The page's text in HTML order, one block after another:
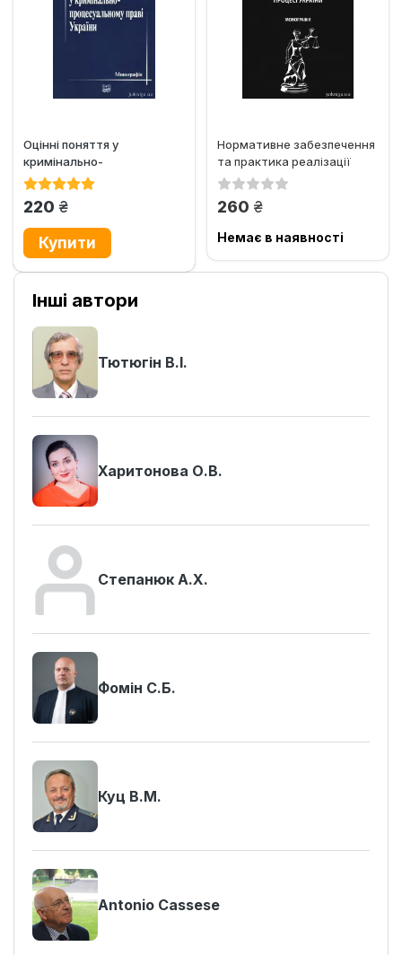
Оцінні поняття у
кримінально-
процесуальному праві
220 грн.
Нормативне забезпечення
та практика реалізації
приватного інтересу в...
260 грн.
Немає в наявності
Інші автори
Тютюгін В.І.
Харитонова О.В.
Степанюк А.Х.
Фомін С.Б.
Куц В.М.
Antonio Cassese